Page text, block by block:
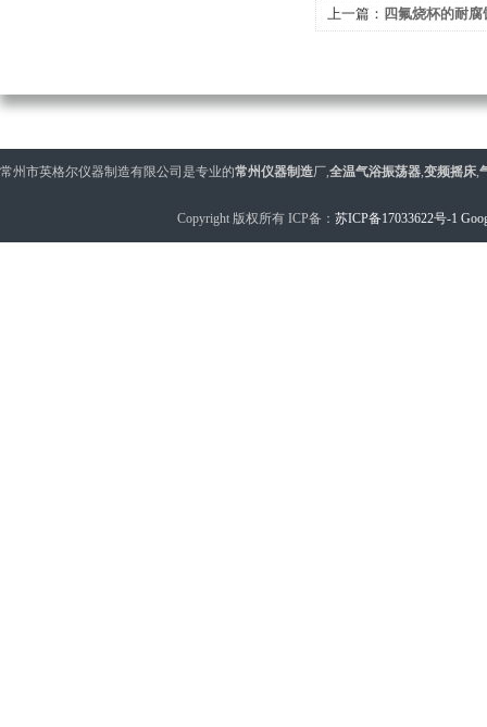
上一篇： 四氟烧杯的耐
常州市英格尔仪器制造有限公司是专业的常州仪器制造厂,全温气浴振荡器,变频摇床,
Copyright 版权所有 ICP备： 苏ICP备17033622号-1